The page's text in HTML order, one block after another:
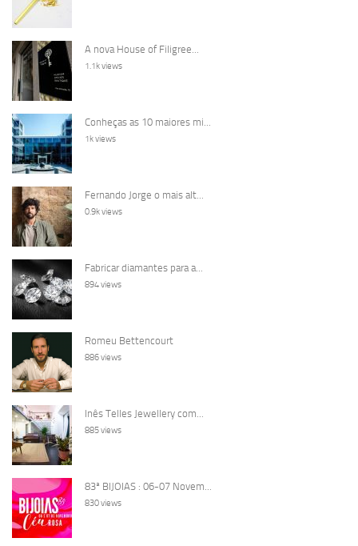
A nova House of Filigree...
1.1k views
Conheças as 10 maiores mi...
1k views
Fernando Jorge o mais alt...
0.9k views
Fabricar diamantes para a...
894 views
Romeu Bettencourt
886 views
Inês Telles Jewellery com...
885 views
83ª BIJOIAS : 06-07 Novem...
830 views